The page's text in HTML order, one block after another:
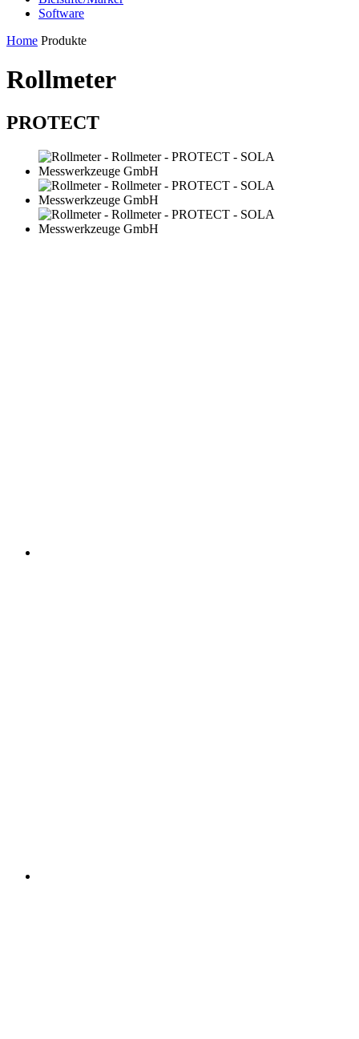
Software
Home Produkte
Rollmeter
PROTECT